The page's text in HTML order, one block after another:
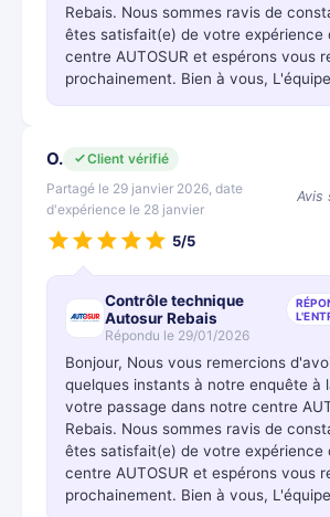
Rebais. Nous sommes ravis de
êtes satisfait(e) de votre expérience
centre AUTOSUR et espérons vous
prochainement. Bien à vous,
O.
Client vérifié
Partagé le 29 janvier 2026, date
d'expérience le 28 janvier
Avis
5/5
Contrôle technique
Autosur Rebais
Répondu le 29/01/2026
Bonjour, Nous vous remercions
quelques instants à notre enquête à
votre passage dans notre centre
Rebais. Nous sommes ravis de
êtes satisfait(e) de votre expérience
centre AUTOSUR et espérons vous
prochainement. Bien à vous,